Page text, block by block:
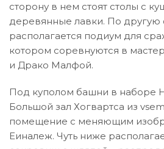
сторону в нем стоят столы с
деревянные лавки. По другую
располагается подиум для
котором соревнуются в
и Драко Малфой.
Под куполом башни в наборе
Большой зал Хогвартса из
помещение с меняющим
Еиналеж. Чуть ниже